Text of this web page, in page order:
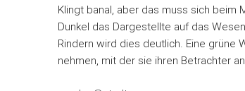
Klingt banal, aber das muss sich beim
Dunkel das Dargestellte auf das
Rindern wird dies deutlich. Eine grüne
nehmen, mit der sie ihren Betrachter